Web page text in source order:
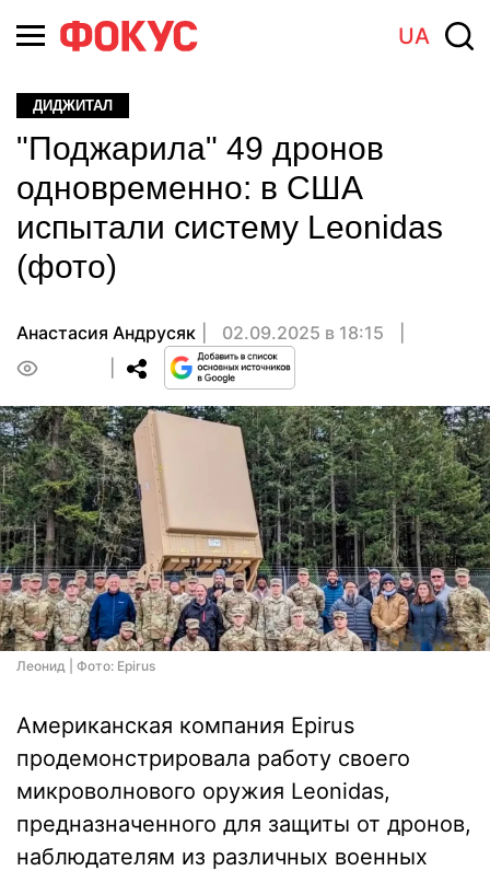
UA
ДИДЖИТАЛ
"Поджарила" 49 дронов
одновременно: в США
испытали систему Leonidas
(фото)
Анастасия Андрусяк
02.09.2025 в 18:15
Леонид | Фото: Epirus
Американская компания Epirus
продемонстрировала работу своего
микроволнового оружия Leonidas,
предназначенного для защиты от дронов,
наблюдателям из различных военных